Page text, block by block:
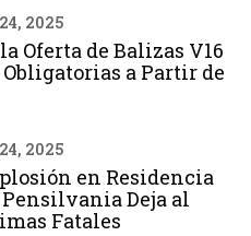
2025
Oferta de Balizas V16
a Partir de
2025
en Residencia
Deja al
Fatales